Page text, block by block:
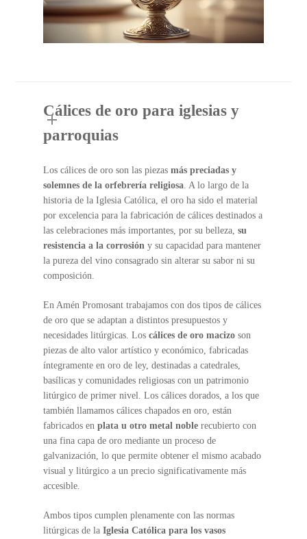
Cálices de oro para iglesias y
parroquias
Los cálices de oro son las piezas más preciadas y
solemnes de la orfebrería religiosa. A lo largo de la
historia de la Iglesia Católica, el oro ha sido el material
por excelencia para la fabricación de cálices destinados a
las celebraciones más importantes, por su belleza, su
resistencia a la corrosión y su capacidad para mantener
la pureza del vino consagrado sin alterar su sabor ni su
composición.
En Amén Promosant trabajamos con dos tipos de cálices
de oro que se adaptan a distintos presupuestos y
necesidades litúrgicas. Los cálices de oro macizo son
piezas de alto valor artístico y económico, fabricadas
íntegramente en oro de ley, destinadas a catedrales,
basílicas y comunidades religiosas con un patrimonio
litúrgico de primer nivel. Los cálices dorados, a los que
también llamamos cálices chapados en oro, están
fabricados en plata u otro metal noble recubierto con
una fina capa de oro mediante un proceso de
galvanización, lo que permite obtener el mismo acabado
visual y litúrgico a un precio significativamente más
accesible.
Ambos tipos cumplen plenamente con las normas
litúrgicas de la Iglesia Católica para los vasos